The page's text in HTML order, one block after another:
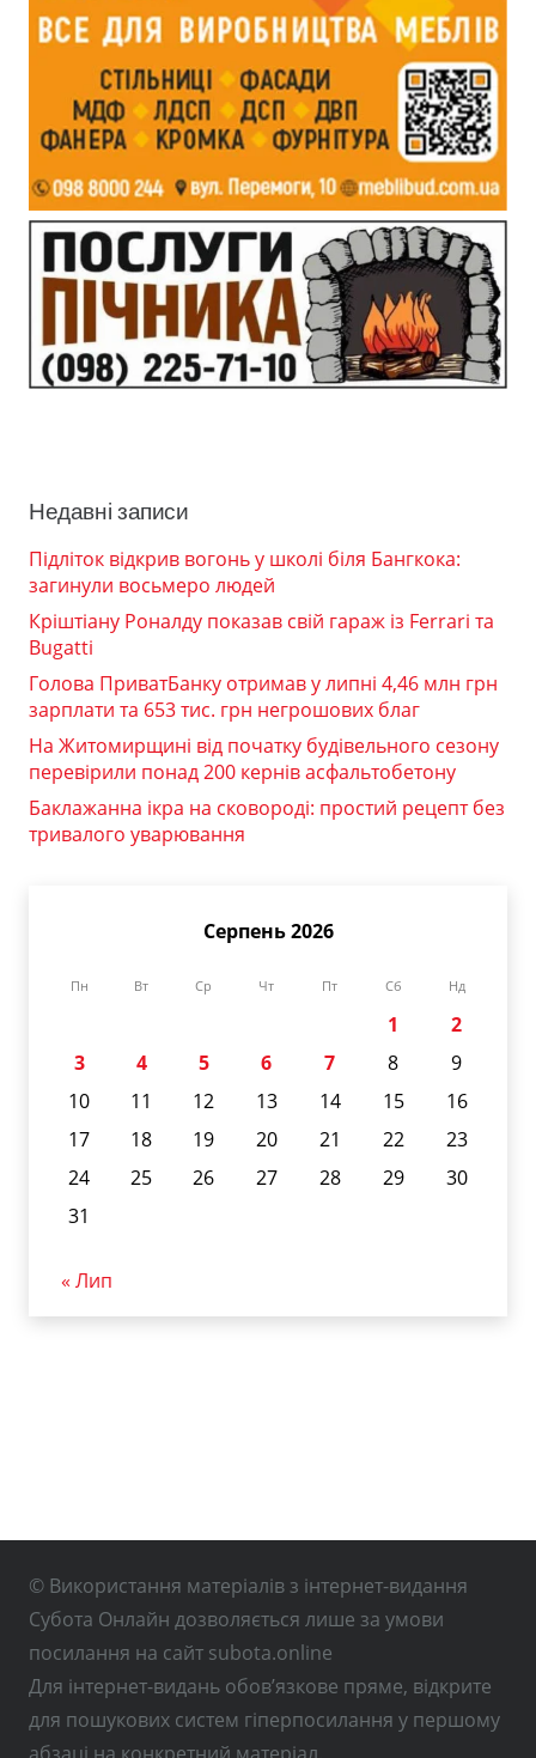
Недавні записи
Підліток відкрив вогонь у школі біля Бангкока:
загинули восьмеро людей
Кріштіану Роналду показав свій гараж із Ferrari та
Bugatti
Голова ПриватБанку отримав у липні 4,46 млн грн
зарплати та 653 тис. грн негрошових благ
На Житомирщині від початку будівельного сезону
перевірили понад 200 кернів асфальтобетону
Баклажанна ікра на сковороді: простий рецепт без
тривалого уварювання
Серпень 2026
Пн Вт Ср Чт Пт Сб Нд
1
2
3
4 5 6 7 8
9
10
11 12 13 14 15
16
17
18 19 20 21 22
23
24
25 26 27 28 29
30
31
« Лип
© Використання матеріалів з інтернет-видання
Субота Онлайн дозволяється лише за умови
посилання на сайт subota.online
Для інтернет-видань обов’язкове пряме, відкрите
для пошукових систем гіперпосилання у першому